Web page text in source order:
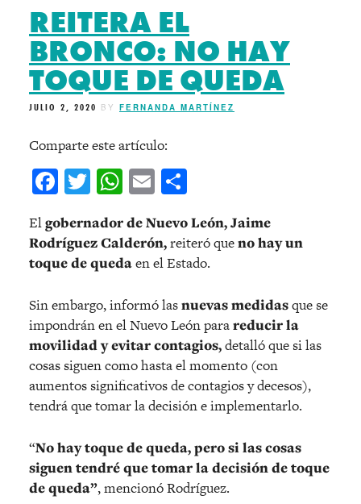
REITERA EL
BRONCO: NO HAY
TOQUE DE QUEDA
JULIO 2, 2020 BY FERNANDA MARTÍNEZ
Comparte este artículo:
Facebook
Twitter
WhatsApp
Email
Elgobernador de Nuevo León, Jaime
Rodríguez Calderón,reiteró queno hay un
toque de quedaen el Estado.
Sin embargo, informó lasnuevas medidasque se
impondrán en el Nuevo León parareducir la
movilidad y evitar contagios,detalló que si las
cosas siguen como hasta el momento (con
aumentos significativos de contagios y decesos),
tendrá que tomar la decisión e implementarlo.
“No hay toque de queda, pero si las cosas
siguen tendré que tomar la decisión de toque
de queda”, mencionó Rodríguez.